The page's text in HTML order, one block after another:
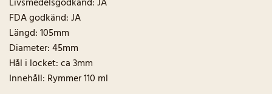
FDA godkänd: JA
Längd: 105mm
Diameter: 45mm
Hål i locket: ca 3mm
Innehåll: Rymmer 110 ml